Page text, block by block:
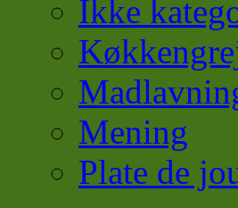
Ikke
Mening
Plate de